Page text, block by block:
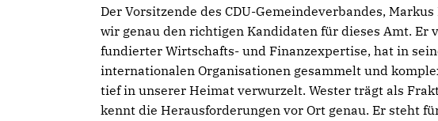
Der Vorsitzende des CDU-Gemeindeverbandes,
wir genau den richtigen Kandidaten für dieses Amt.
fundierter Wirtschafts- und Finanzexpertise, hat in
internationalen Organisationen gesammelt und
tief in unserer Heimat verwurzelt. Wester trägt als
kennt die Herausforderungen vor Ort genau. Er steht